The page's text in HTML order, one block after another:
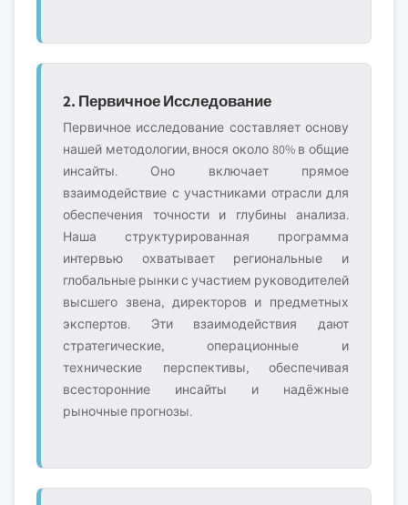
2. Первичное Исследование
Первичное исследование составляет основу
нашей методологии, внося около 80% в общие
инсайты. Оно включает прямое
взаимодействие с участниками отрасли для
обеспечения точности и глубины анализа.
Наша структурированная программа
интервью охватывает региональные и
глобальные рынки с участием руководителей
высшего звена, директоров и предметных
экспертов. Эти взаимодействия дают
стратегические, операционные и
технические перспективы, обеспечивая
всесторонние инсайты и надёжные
рыночные прогнозы.